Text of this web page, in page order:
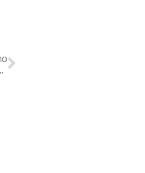
DIGITAL E O SEQUESTRO DE DADOS